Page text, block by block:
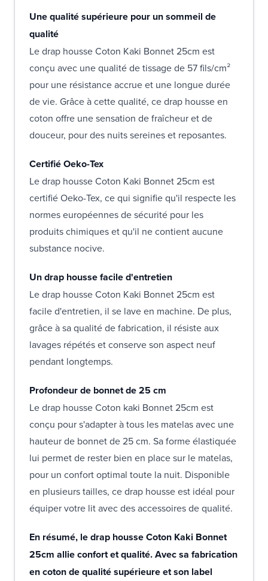
Une qualité supérieure pour un sommeil de
qualité
Le drap housse Coton Kaki Bonnet 25cm est
conçu avec une qualité de tissage de 57 fils/cm²
pour une résistance accrue et une longue durée
de vie. Grâce à cette qualité, ce drap housse en
coton offre une sensation de fraîcheur et de
douceur, pour des nuits sereines et reposantes.
Certifié Oeko-Tex
Le drap housse Coton Kaki Bonnet 25cm est
certifié Oeko-Tex, ce qui signifie qu'il respecte les
normes européennes de sécurité pour les
produits chimiques et qu'il ne contient aucune
substance nocive.
Un drap housse facile d'entretien
Le drap housse Coton Kaki Bonnet 25cm est
facile d'entretien, il se lave en machine. De plus,
grâce à sa qualité de fabrication, il résiste aux
lavages répétés et conserve son aspect neuf
pendant longtemps.
Profondeur de bonnet de 25 cm
Le drap housse Coton kaki Bonnet 25cm est
conçu pour s'adapter à tous les matelas avec une
hauteur de bonnet de 25 cm. Sa forme élastiquée
lui permet de rester bien en place sur le matelas,
pour un confort optimal toute la nuit. Disponible
en plusieurs tailles, ce drap housse est idéal pour
équiper votre lit avec des accessoires de qualité.
En résumé, le drap housse Coton Kaki Bonnet
25cm allie confort et qualité. Avec sa fabrication
en coton de qualité supérieure et son label